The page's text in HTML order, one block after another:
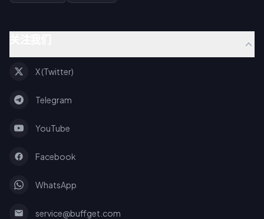
X (Twitter)
Telegram
YouTube
Facebook
WhatsApp
service@buffget.com